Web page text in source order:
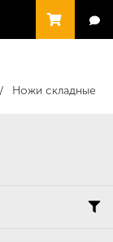
Ножи складные